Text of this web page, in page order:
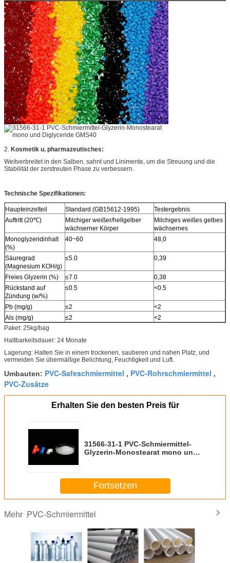
2. Kosmetik u. pharmazeutisches:
Weitverbreitet in den Salben, sahnt und Linimente, um die Streuung und die
Stabilität der zerstreuten Phase zu verbessern.
Technische Spezifikationen:
Haupteinzelteil Standard (GB15612-1995)
Testergebnis
Auftritt (20℃)
Milchiger weißer/hellgelber
wächserner Körper
Milchiges weißes gelbes
wächsernes
Monoglyzeridinhalt
(%)
40~60 48,0
Säuregrad
(Magnesium KOH/g)
≤5.0 0,39
Freies Glyzerin (%) ≤7.0
0,38
Rückstand auf
Zündung (w/%)
≤0.5 <0.5
Pb (mg/g) ≤2
<2
Als (mg/g)
≤2
<2
Paket: 25kg/bag
Haltbarkeitsdauer: 24 Monate
Lagerung: Halten Sie in einem trockenen, sauberen und nahen Platz, und
vermeiden Sie übermäßige Belichtung, Feuchtigkeit und Luft.
Umbauten: PVC-Safeschmiermittel , PVC-Rohrschmiermittel ,
PVC-Zusätze
Erhalten Sie den besten Preis für
31566-31-1 PVC-Schmiermittel-
Glyzerin-Monostearat mono und
Fortsetzen
Mehr PVC-Schmiermittel